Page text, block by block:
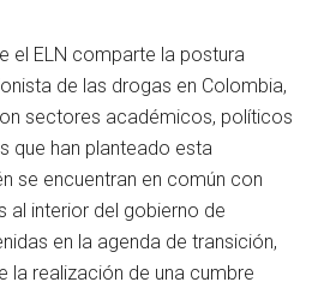
el ELN comparte la postura
de las drogas en Colombia,
sectores académicos, políticos
que han planteado esta
se encuentran en común con
al interior del gobierno de
en la agenda de transición,
la realización de una cumbre